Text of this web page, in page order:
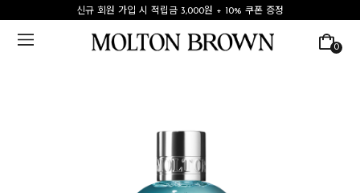
신규 회원 가입 시 적립금 3,000원 + 10% 쿠폰 증정
0